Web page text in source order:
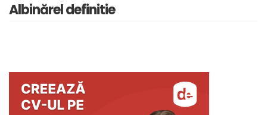
Albinărel definitie